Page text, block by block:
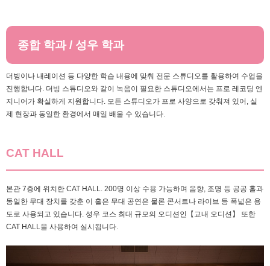
종합 학과 / 성우 학과
더빙이나 내레이션 등 다양한 학습 내용에 맞춰 전문 스튜디오를 활용하여 수업을
진행합니다. 더빙 스튜디오와 같이 녹음이 필요한 스튜디오에서는 프로 레코딩 엔
지니어가 확실하게 지원합니다. 모든 스튜디오가 프로 사양으로 갖춰져 있어, 실
제 현장과 동일한 환경에서 매일 배울 수 있습니다.
CAT HALL
본관 7층에 위치한 CAT HALL. 200명 이상 수용 가능하며 음향, 조명 등 공공 홀과
동일한 무대 장치를 갖춘 이 홀은 무대 공연은 물론 콘서트나 라이브 등 폭넓은 용
도로 사용되고 있습니다. 성우 코스 최대 규모의 오디션인【교내 오디션】 또한
CAT HALL을 사용하여 실시됩니다.